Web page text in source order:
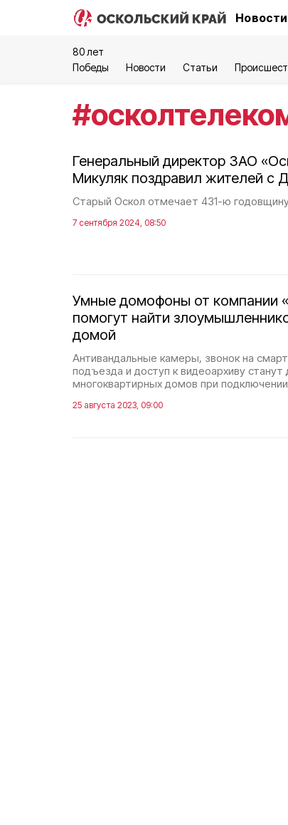
80 лет
Победы
Новости Статьи
#
Генеральный директор ЗАО
Микуляк поздравил жителей с
Старый Оскол отмечает 431-ю
7 сентября 2024, 08:50
Умные домофоны от компании
помогут найти
домой
Антивандальные камеры, звонок на
подъезда и доступ к видеоархиву
многоквартирных домов при подключении
25 августа 2023, 09:00